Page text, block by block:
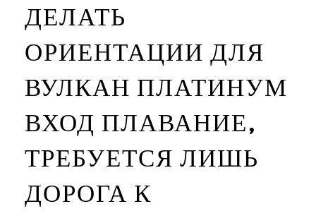
ДЕЛАТЬ
ОРИЕНТАЦИИ ДЛЯ
ВУЛКАН ПЛАТИНУМ
ВХОД ПЛАВАНИЕ,
ТРЕБУЕТСЯ ЛИШЬ
ДОРОГА К